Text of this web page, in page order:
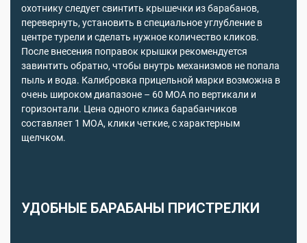
охотнику следует свинтить крышечки из барабанов,
перевернуть, установить в специальное углубление в
центре турели и сделать нужное количество кликов.
После внесения поправок крышки рекомендуется
завинтить обратно, чтобы внутрь механизмов не попала
пыль и вода. Калибровка прицельной марки возможна в
очень широком диапазоне – 60 МОА по вертикали и
горизонтали. Цена одного клика барабанчиков
составляет 1 МОА, клики четкие, с характерным
щелчком.
УДОБНЫЕ БАРАБАНЫ ПРИСТРЕЛКИ